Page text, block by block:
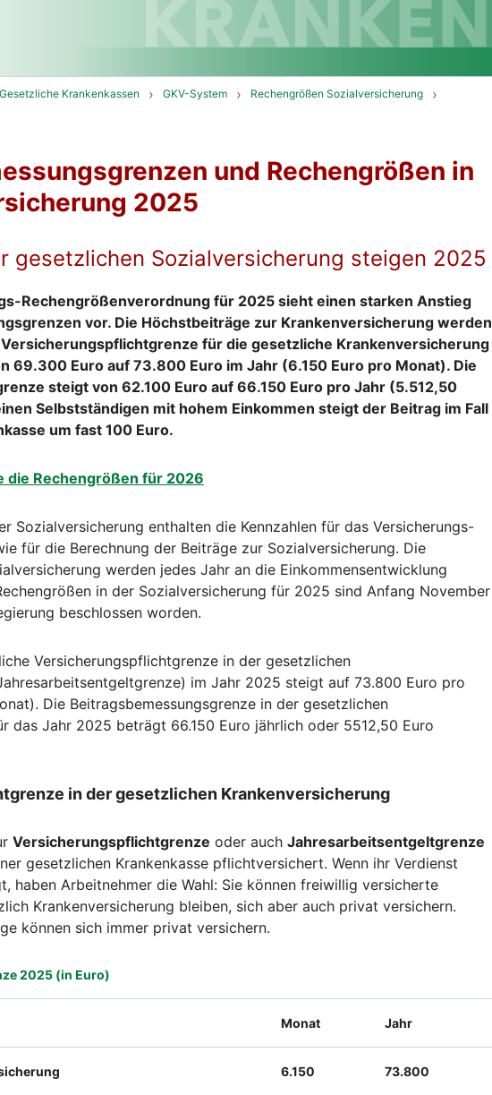
Gesetzliche Krankenkassen GKV-System
Rechengrößen Sozialversicherung
und Rechengrößen in
2025
gesetzlichen Sozialversicherung steigen 2025
Rechengrößenverordnung für 2025 sieht einen starken Anstieg
vor. Die Höchstbeiträge zur Krankenversicherung werden
für die gesetzliche Krankenversicherung
69.300 Euro auf 73.800 Euro im Jahr (6.150 Euro pro Monat). Die
steigt von 62.100 Euro auf 66.150 Euro pro Jahr (5.512,50
Selbstständigen mit hohem Einkommen steigt der Beitrag im Fall
um fast 100 Euro.
die Rechengrößen für 2026
Sozialversicherung enthalten die Kennzahlen für das Versicherungs-
für die Berechnung der Beiträge zur Sozialversicherung. Die
werden jedes Jahr an die Einkommensentwicklung
in der Sozialversicherung für 2025 sind Anfang November
beschlossen worden.
Versicherungspflichtgrenze in der gesetzlichen
im Jahr 2025 steigt auf 73.800 Euro pro
Die Beitragsbemessungsgrenze in der gesetzlichen
das Jahr 2025 beträgt 66.150 Euro jährlich oder 5512,50 Euro
in der gesetzlichen Krankenversicherung
Versicherungspflichtgrenze oder auch Jahresarbeitsentgeltgrenze
gesetzlichen Krankenkasse pflichtversichert. Wenn ihr Verdienst
haben Arbeitnehmer die Wahl: Sie können freiwillig versicherte
Krankenversicherung bleiben, sich aber auch privat versichern.
können sich immer privat versichern.
2025 (in Euro)
Monat Jahr
6.150 73.800